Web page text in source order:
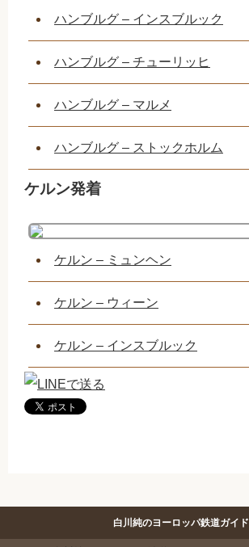
ハンブルグ – インスブルック
ハンブルグ – チューリッヒ
ハンブルグ – マルメ
ハンブルグ – ストックホルム
ケルン発着
ケルン – ミュンヘン
ケルン – ウィーン
ケルン – インスブルック
白川純のヨーロッパ鉄道ガイド